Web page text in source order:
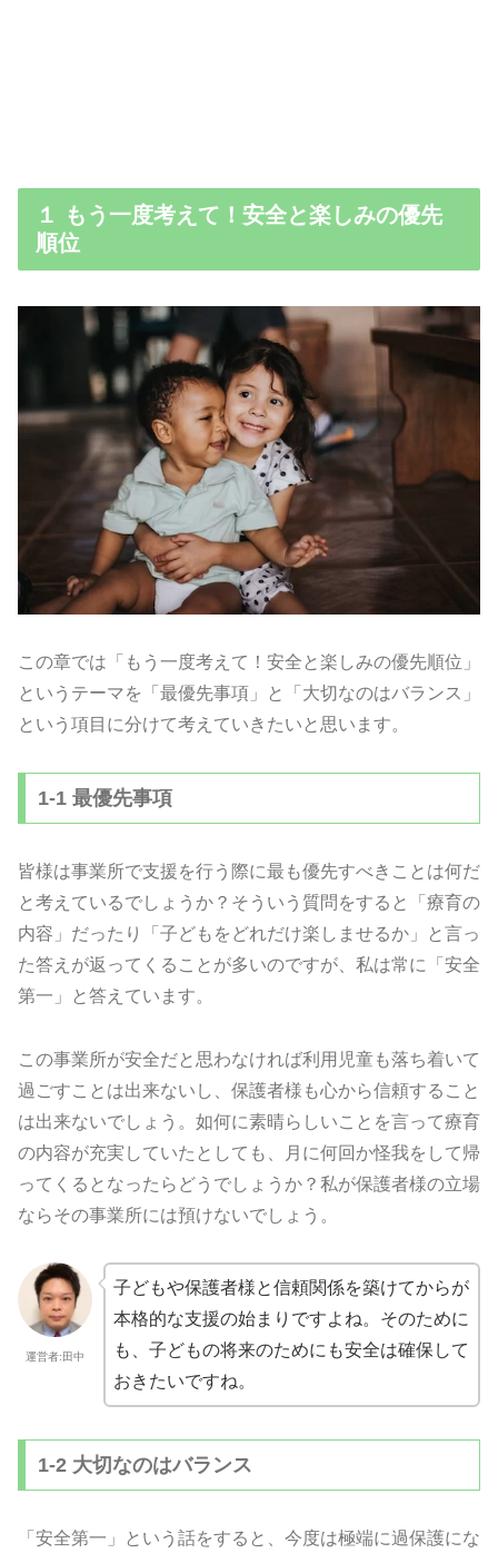
１ もう一度考えて！安全と楽しみの優先
順位
この章では「もう一度考えて！安全と楽しみの優先順位」
というテーマを「最優先事項」と「大切なのはバランス」
という項目に分けて考えていきたいと思います。
1-1 最優先事項
皆様は事業所で支援を行う際に最も優先すべきことは何だ
と考えているでしょうか？そういう質問をすると「療育の
内容」だったり「子どもをどれだけ楽しませるか」と言っ
た答えが返ってくることが多いのですが、私は常に「安全
第一」と答えています。
この事業所が安全だと思わなければ利用児童も落ち着いて
過ごすことは出来ないし、保護者様も心から信頼すること
は出来ないでしょう。如何に素晴らしいことを言って療育
の内容が充実していたとしても、月に何回か怪我をして帰
ってくるとなったらどうでしょうか？私が保護者様の立場
ならその事業所には預けないでしょう。
運営者:田中
子どもや保護者様と信頼関係を築けてからが
本格的な支援の始まりですよね。そのために
も、子どもの将来のためにも安全は確保して
おきたいですね。
1-2 大切なのはバランス
「安全第一」という話をすると、今度は極端に過保護にな